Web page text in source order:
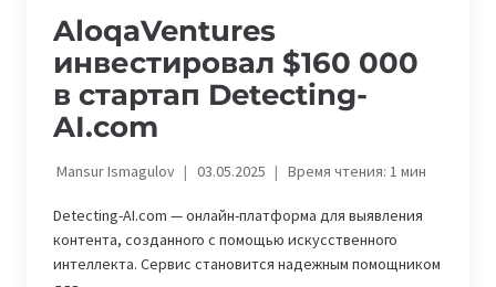
AloqaVentures
инвестировал $160 000
в стартап Detecting-
AI.com
Mansur Ismagulov 03.05.2025 Время чтения: 1мин
Detecting-AI.com — онлайн-платформа для выявления
контента, созданного с помощью искусственного
интеллекта. Сервис становится надежным помощником